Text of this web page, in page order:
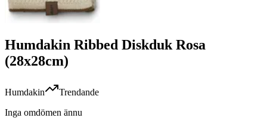
Humdakin Ribbed Diskduk Rosa
(28x28cm)
Humdakin
Trendande
Inga omdömen ännu